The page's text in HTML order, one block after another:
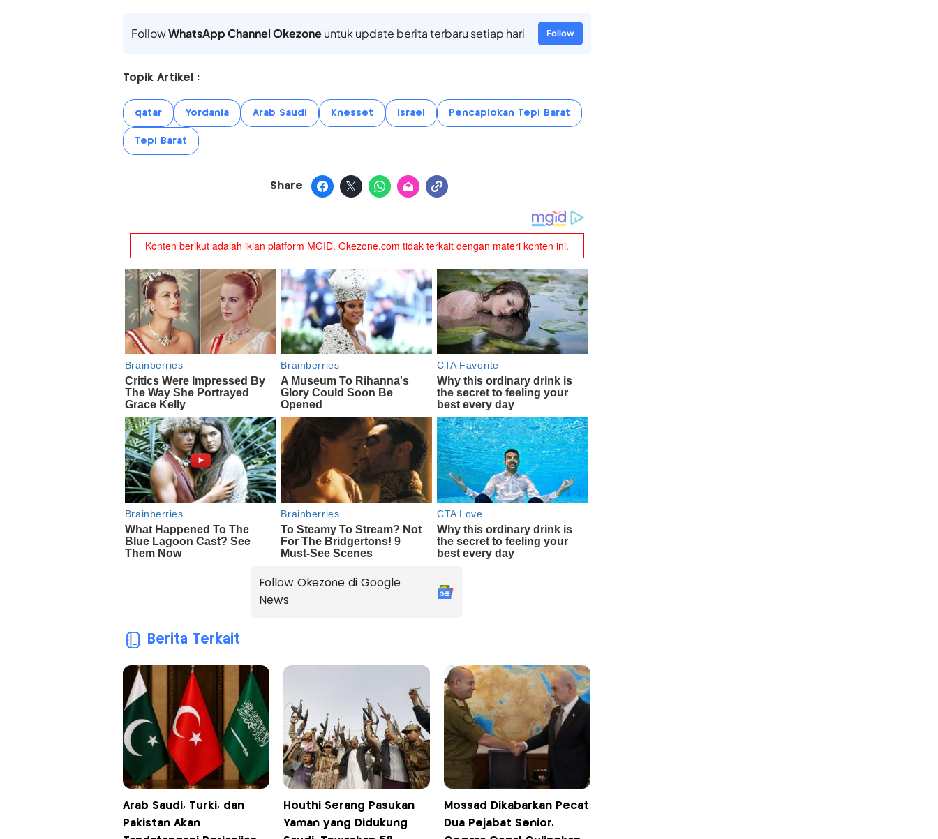
FollowWhatsApp Channel Okezoneuntuk update berita terbaru setiap hari Follow
Topik Artikel :
qatar Yordania Arab Saudi Knesset Israel Pencaplokan Tepi Barat
Tepi Barat
Share
Follow Okezone di Google
News
Berita Terkait
Arab Saudi, Turki, dan
Pakistan Akan
Houthi Serang Pasukan
Yaman yang Didukung
Mossad Dikabarkan Pecat
Dua Pejabat Senior,